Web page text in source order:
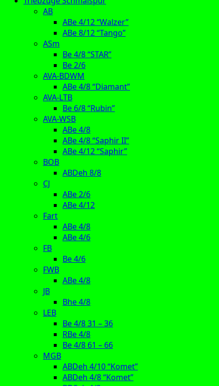
AB
ABe 4/12 “Walzer”
ABe 8/12 “Tango”
ASm
Be 4/8 “STAR”
Be 2/6
AVA-BDWM
ABe 4/8 “Diamant”
AVA-LTB
Be 6/8 “Rubin”
AVA-WSB
ABe 4/8
ABe 4/8 “Saphir II”
ABe 4/12 “Saphir”
BOB
ABDeh 8/8
CJ
ABe 2/6
ABe 4/12
Fart
ABe 4/8
ABe 4/6
FB
Be 4/6
FWB
ABe 4/8
JB
Bhe 4/8
LEB
Be 4/8 31 – 36
RBe 4/8
Be 4/8 61 – 66
MGB
ABDeh 4/10 “Komet”
ABDeh 4/8 “Komet”